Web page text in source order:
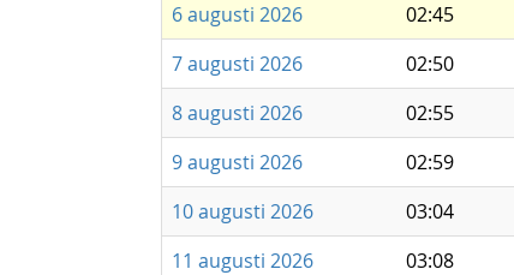
6 augusti 2026
02:45
7 augusti 2026
02:50
8 augusti 2026
02:55
9 augusti 2026
02:59
10 augusti 2026
03:04
11 augusti 2026
03:08